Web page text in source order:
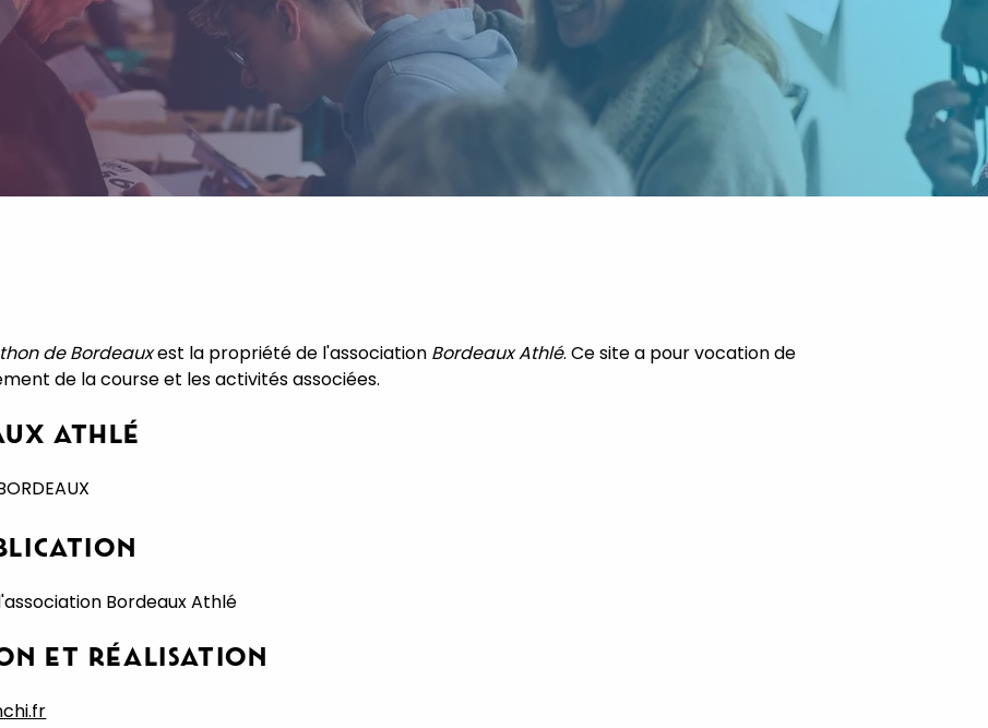
de Bordeauxest la propriété de l'association Bordeaux Athlé. Ce site a pour vocation de
de la course et les activités associées.
ATHLÉ
Bordeaux Athlé
ET RÉALISATION